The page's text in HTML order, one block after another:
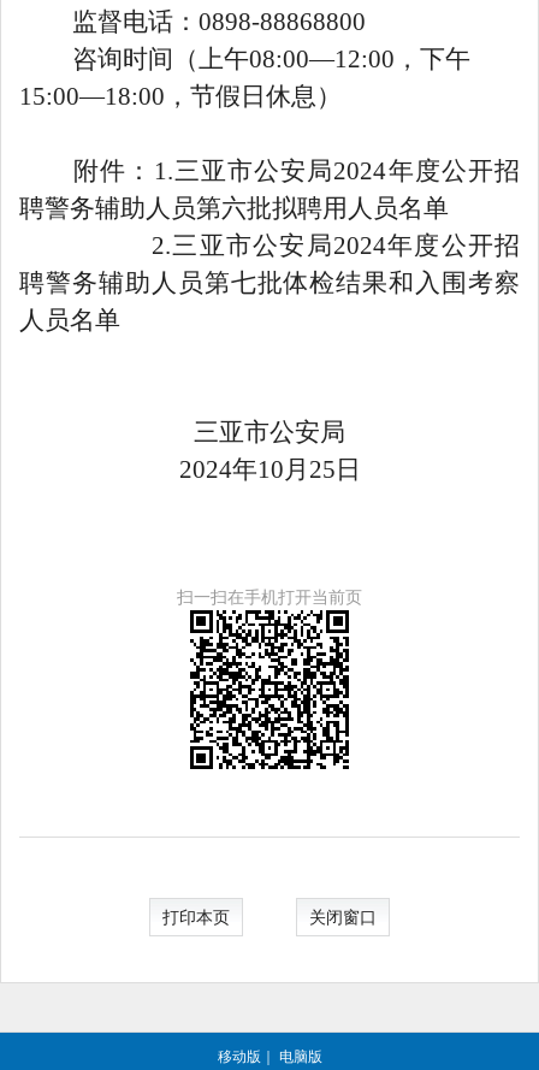
监督电话：0898-88868800
咨询时间（上午08:00—12:00，下午
15:00—18:00，节假日休息）
附件：1.三亚市公安局2024年度公开招
聘警务辅助人员第六批拟聘用人员名单
2.三亚市公安局2024年度公开招
聘警务辅助人员第七批体检结果和入围考察
人员名单
三亚市公安局
2024年10月25日
扫一扫在手机打开当前页
打印本页 关闭窗口
移动版 ｜ 电脑版